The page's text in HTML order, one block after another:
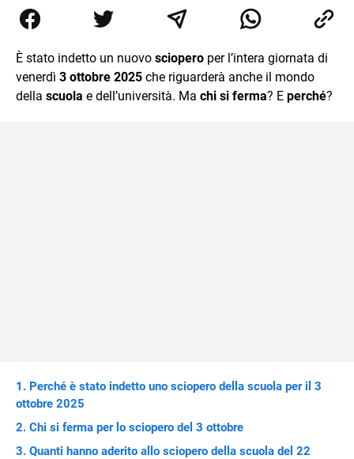
di trasformare la passione per la scrittura in un lavoro, e
da lì non mi sono più fermata. L’attualità è il mio pane
mente.
È stato indetto un nuovo sciopero per l’intera giornata di
venerdì 3 ottobre 2025 che riguarderà anche il mondo
della scuola e dell’università. Ma chi si ferma? E perché?
Perché è stato indetto uno sciopero della scuola per il 3
ottobre 2025
Chi si ferma per lo sciopero del 3 ottobre
Quanti hanno aderito allo sciopero della scuola del 22